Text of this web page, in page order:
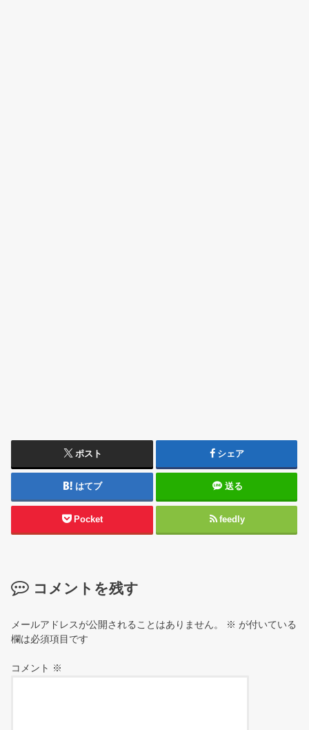
ポスト シェア
はてブ 送る
Pocket feedly
コメントを残す
メールアドレスが公開されることはありません。 ※ が付いている
欄は必須項目です
コメント ※